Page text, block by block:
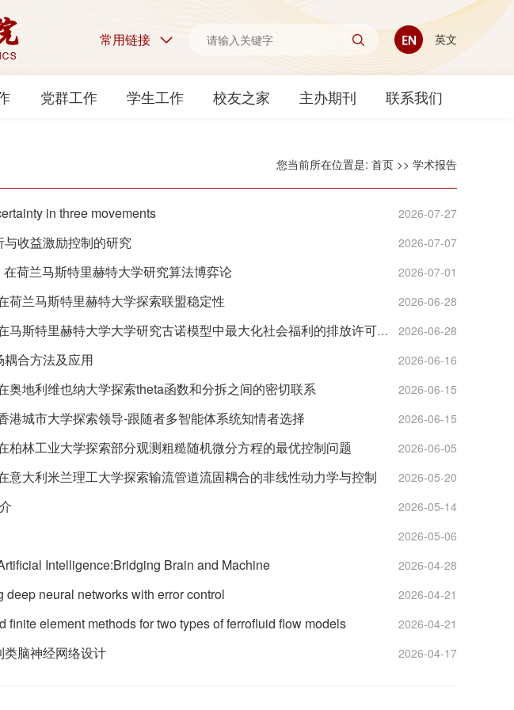
英文
常用链接
党群工作 学生工作 校友之家 主办期刊 联系我们
您当前所在位置是: 首页 >> 学术报告
in three movements 2026-07-27
与收益激励控制的研究 2026-07-07
荷兰马斯特里赫特大学研究算法博弈论 2026-07-01
荷兰马斯特里赫特大学探索联盟稳定性
2026-06-28
【π·归来】海外访学报告第8期——孙艳茹：在马斯特里赫特大学大学研究古诺模型中最大化社会福利的排放许可分配
2026-06-28
耦合方法及应用 2026-06-16
奥地利维也纳大学探索theta函数和分拆之间的密切联系 2026-06-15
港城市大学探索领导-跟随者多智能体系统知情者选择 2026-06-15
柏林工业大学探索部分观测粗糙随机微分方程的最优控制问题 2026-06-05
意大利米兰理工大学探索输流管道流固耦合的非线性动力学与控制 2026-05-20
2026-05-14
2026-05-06
Intelligence:Bridging Brain and Machine 2026-04-28
deep neural networks with error control 2026-04-21
finite element methods for two types of ferrofluid flow models 2026-04-21
类脑神经网络设计 2026-04-17